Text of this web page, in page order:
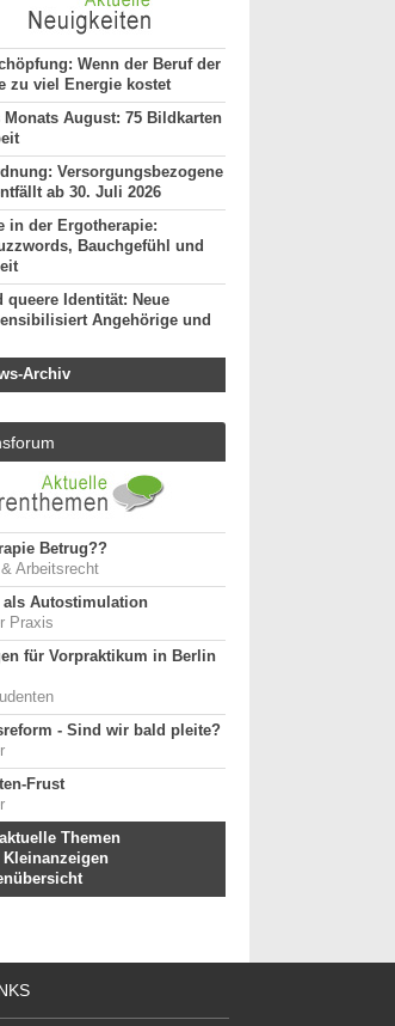
Wenn der Beruf der
zu viel Energie kostet
Monats August: 75 Bildkarten
Versorgungsbezogene
ab 30. Juli 2026
in der Ergotherapie:
Bauchgefühl und
queere Identität: Neue
Angehörige und
Archiv
Betrug??
Arbeitsrecht
als Autostimulation
Praxis
für Vorpraktikum in Berlin
- Sind wir bald pleite?
Frust
Themen
Kleinanzeigen